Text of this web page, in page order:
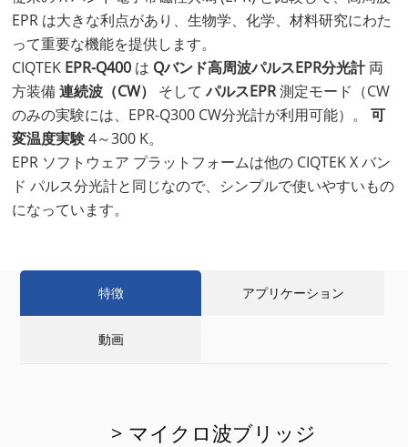
EPR は大きな利点があり、生物学、化学、材料研究にわた
って重要な機能を提供します。
CIQTEK EPR-Q400 は Qバンド高周波パルスEPR分光計両
方装備連続波（CW） そしてパルスEPR測定モード（CW
のみの実験には、EPR-Q300 CW分光計が利用可能）。可
変温度実験4～300 K。
EPR ソフトウェア プラットフォームは他の CIQTEK X バン
ド パルス分光計と同じなので、シンプルで使いやすいもの
になっています。
特徴 アプリケーション
動画
> マイクロ波ブリッジ